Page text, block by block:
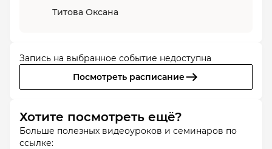
Титова Оксана
Запись на выбранное событие недоступна
Посмотреть расписание
Хотите посмотреть ещё?
Больше полезных видеоуроков и семинаров по
ссылке: